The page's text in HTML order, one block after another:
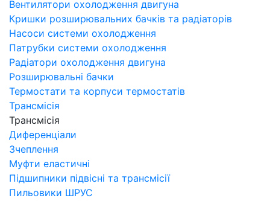
Вентилятори охолодження двигуна
Кришки розширювальних бачків та радіаторів
Насоси системи охолодження
Патрубки системи охолодження
Радіатори охолодження двигуна
Розширювальні бачки
Термостати та корпуси термостатів
Трансмісія
Трансмісія
Диференціали
Зчеплення
Муфти еластичні
Підшипники підвісні та трансмісії
Пильовики ШРУС